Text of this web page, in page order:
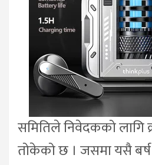
समितिले निवेदकको लागि
तोकेको छ । जसमा यसै